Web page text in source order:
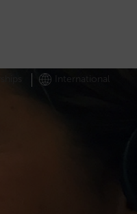
International